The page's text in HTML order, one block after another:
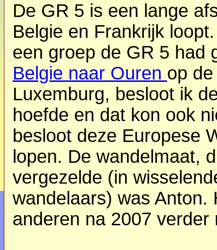
De GR 5 is een lange
Belgie en Frankrijk
een groep de GR 5 had
Belgie naar Ouren op
Luxemburg, besloot ik
hoefde en dat kon ook
besloot deze Europese
lopen. De wandelmaat,
vergezelde (in
wandelaars) was Anton.
anderen na 2007 verder